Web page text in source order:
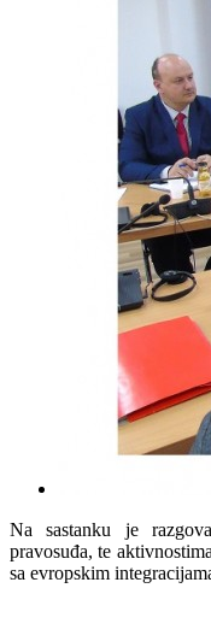
Na sastanku je
pravosuđa, te
sa evropskim